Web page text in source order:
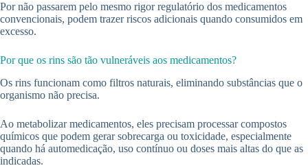
Por não passarem pelo mesmo rigor regulatório dos medicamentos
convencionais, podem trazer riscos adicionais quando consumidos em
excesso.
Por que os rins são tão vulneráveis aos medicamentos?
Os rins funcionam como filtros naturais, eliminando substâncias que o
organismo não precisa.
Ao metabolizar medicamentos, eles precisam processar compostos
químicos que podem gerar sobrecarga ou toxicidade, especialmente
quando há automedicação, uso contínuo ou doses mais altas do que as
indicadas.